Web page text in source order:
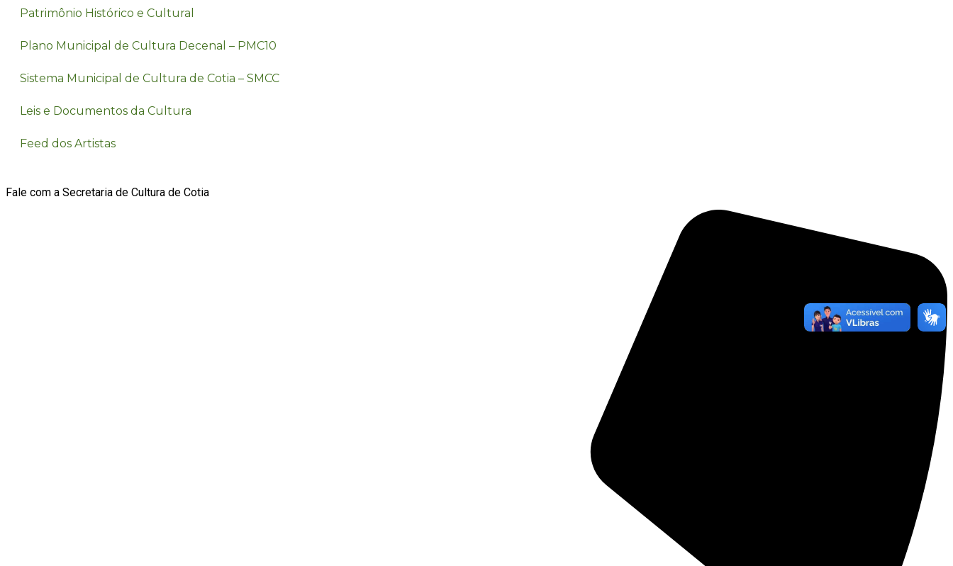
Patrimônio Histórico e Cultural
Plano Municipal de Cultura Decenal – PMC10
Sistema Municipal de Cultura de Cotia – SMCC
Leis e Documentos da Cultura
Feed dos Artistas
Fale com a Secretaria de Cultura de Cotia